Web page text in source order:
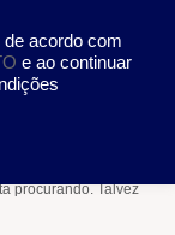
procurando. Talvez
acordo com
e ao continuar